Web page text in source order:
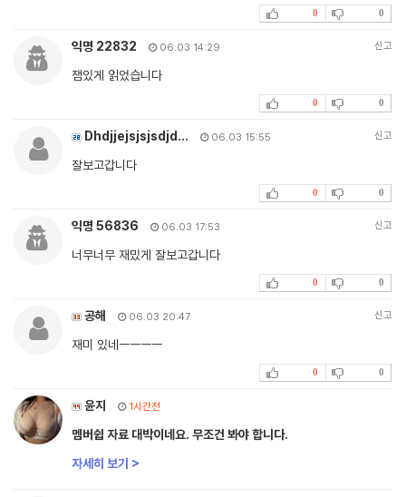
0 0
익명 22832 06.03 14:29 신고
잼있게 읽었습니다
0 0
Dhdjjejsjsjsdjd… 06.03 15:55 신고
잘보고갑니다
0 0
익명 56836 06.03 17:53 신고
너무너무 재밌게 잘보고갑니다
0 0
공해 06.03 20:47 신고
재미 있네ㅡㅡㅡㅡ
0 0
윤지 1시간전
멤버쉽 자료 대박이네요. 무조건 봐야 합니다.
자세히 보기 >